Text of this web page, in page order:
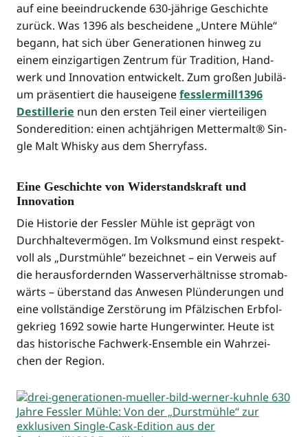
auf eine beein­dru­cken­de 630-jäh­ri­ge Geschich­te
zurück. Was 1396 als beschei­de­ne „Unte­re Müh­le“
begann, hat sich über Gene­ra­tio­nen hin­weg zu
einem ein­zig­ar­ti­gen Zen­trum für Tra­di­ti­on, Hand­
werk und Inno­va­ti­on ent­wi­ckelt. Zum gro­ßen Jubi­lä­
um prä­sen­tiert die haus­ei­ge­nefesslermill1396
Destil­le­rie nun den ers­ten Teil einer vier­tei­li­gen
Son­der­edi­ti­on: einen acht­jäh­ri­gen Met­ter­malt® Sin­
gle Malt Whis­ky aus dem Sherryfass.
Eine Geschichte von Widerstandskraft und
Innovation
Die His­to­rie der Fess­ler Müh­le ist geprägt von
Durch­hal­te­ver­mö­gen. Im Volks­mund einst respekt­
voll als „Durst­müh­le“ bezeich­net – ein Ver­weis auf
die her­aus­for­dern­den Was­ser­ver­hält­nis­se strom­ab­
wärts – über­stand das Anwe­sen Plün­de­run­gen und
eine voll­stän­di­ge Zer­stö­rung im Pfäl­zi­schen Erb­fol­
ge­krieg 1692 sowie har­te Hun­ger­win­ter. Heu­te ist
das his­to­ri­sche Fach­werk-Ensem­ble ein Wahr­zei­
chen der Region.